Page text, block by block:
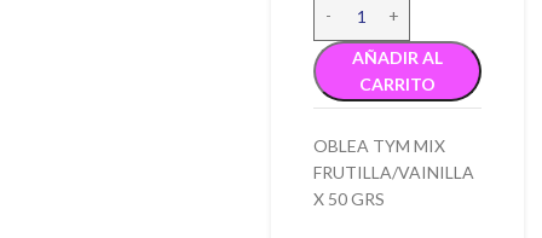
AÑADIR AL
CARRITO
OBLEA TYM MIX
FRUTILLA/VAINILLA
X 50 GRS